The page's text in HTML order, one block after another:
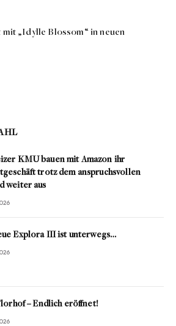
„Idylle Blossom“ in neuen
KMU bauen mit Amazon ihr
trotz dem anspruchsvollen
weiter aus
Explora III ist unterwegs…
– Endlich eröffnet!